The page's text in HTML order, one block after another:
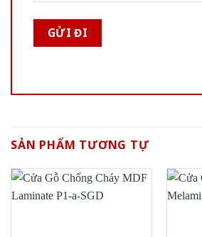
SẢN PHẨM TƯƠNG TỰ